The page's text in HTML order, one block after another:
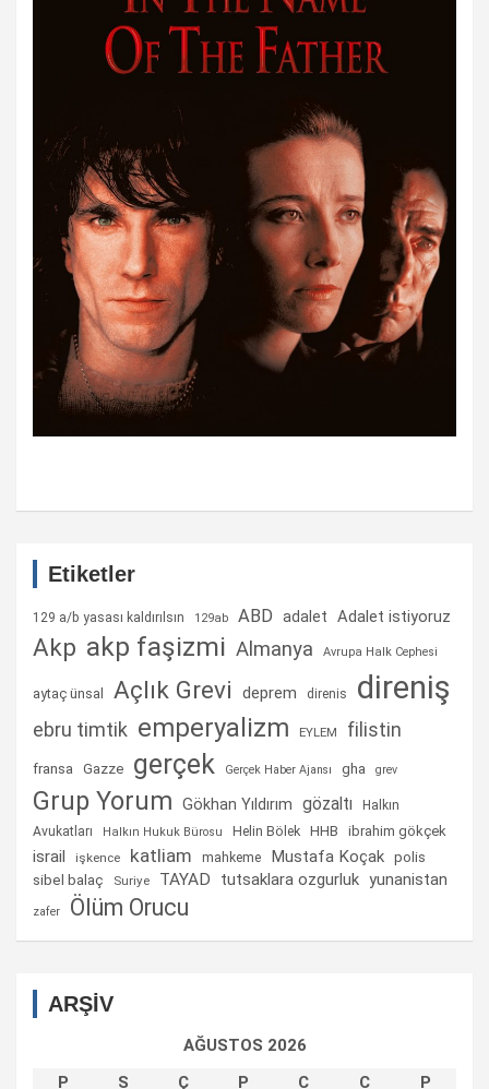
Etiketler
129 a/b yasası kaldırılsın 129ab ABD adalet Adalet istiyoruz
Akp akp faşizmi Almanya Avrupa Halk Cephesi
aytaç ünsal Açlık Grevi deprem direnis direniş
ebru timtik emperyalizm EYLEM filistin
fransa Gazze gerçek Gerçek Haber Ajansı gha grev
Grup Yorum Gökhan Yıldırım gözaltı
Halkın
Avukatları
Halkın Hukuk Bürosu Helin Bölek HHB ibrahim gökçek
israil işkence katliam mahkeme Mustafa Koçak polis
sibel balaç Suriye TAYAD tutsaklara ozgurluk yunanistan
zafer Ölüm Orucu
ARŞİV
AĞUSTOS 2026
P
S Ç P C C
P